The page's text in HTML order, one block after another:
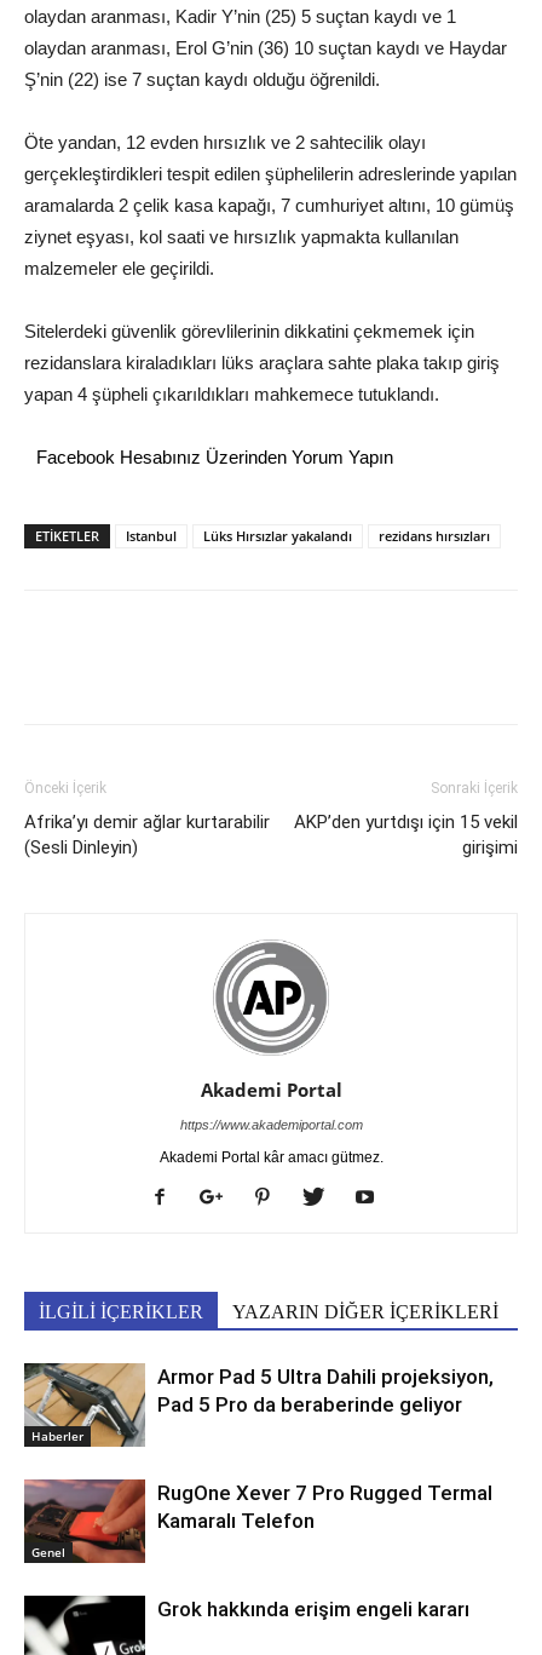
olaydan aranması, Kadir Y’nin (25) 5 suçtan kaydı ve 1
olaydan aranması, Erol G’nin (36) 10 suçtan kaydı ve Haydar
Ş’nin (22) ise 7 suçtan kaydı olduğu öğrenildi.
Öte yandan, 12 evden hırsızlık ve 2 sahtecilik olayı
gerçekleştirdikleri tespit edilen şüphelilerin adreslerinde yapılan
aramalarda 2 çelik kasa kapağı, 7 cumhuriyet altını, 10 gümüş
ziynet eşyası, kol saati ve hırsızlık yapmakta kullanılan
malzemeler ele geçirildi.
Sitelerdeki güvenlik görevlilerinin dikkatini çekmemek için
rezidanslara kiraladıkları lüks araçlara sahte plaka takıp giriş
yapan 4 şüpheli çıkarıldıkları mahkemece tutuklandı.
Facebook Hesabınız Üzerinden Yorum Yapın
ETİKETLER Istanbul Lüks Hırsızlar yakalandı rezidans hırsızları
Önceki İçerik
Afrika’yı demir ağlar kurtarabilir
(Sesli Dinleyin)
Sonraki İçerik
AKP’den yurtdışı için 15 vekil
girişimi
Akademi Portal
https://www.akademiportal.com
Akademi Portal kâr amacı gütmez.
İLGİLİ İÇERİKLER YAZARIN DİĞER İÇERİKLERİ
Haberler
Armor Pad 5 Ultra Dahili projeksiyon,
Pad 5 Pro da beraberinde geliyor
Genel
RugOne Xever 7 Pro Rugged Termal
Kamaralı Telefon
Grok hakkında erişim engeli kararı